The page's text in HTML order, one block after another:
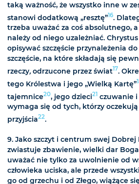
taką ważność, że wszystko inne w
stanowi dodatkową „resztę”16.
trzeba uważać za coś absolutnego,
należy od niego uzależniać.
opisywać szczęście przynależenia
szczęście, na które składają się
rzeczy,odrzucone przez świat17.
tego Królestwa i jego „Wielką Kartę”
tajemnice20, jego dzieci21 czuwanie
wymaga się od tych, którzy
przyjścia22.
9. Jako szczyt i centrum swej Dobrej
zwiastuje zbawienie, wielki dar
uważać nie tylko za uwolnienie od
człowieka uciska, ale przede
go od grzechu i od Złego, wiążące